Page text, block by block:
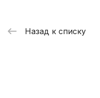
Назад к списку